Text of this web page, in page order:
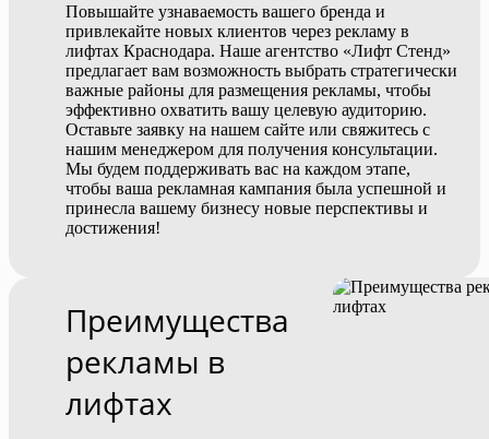
Повышайте узнаваемость вашего бренда и
привлекайте новых клиентов через рекламу в
лифтах Краснодара. Наше агентство «Лифт Стенд»
предлагает вам возможность выбрать стратегически
важные районы для размещения рекламы, чтобы
эффективно охватить вашу целевую аудиторию.
Оставьте заявку на нашем сайте или свяжитесь с
нашим менеджером для получения консультации.
Мы будем поддерживать вас на каждом этапе,
чтобы ваша рекламная кампания была успешной и
принесла вашему бизнесу новые перспективы и
достижения!
Преимущества
рекламы в
лифтах